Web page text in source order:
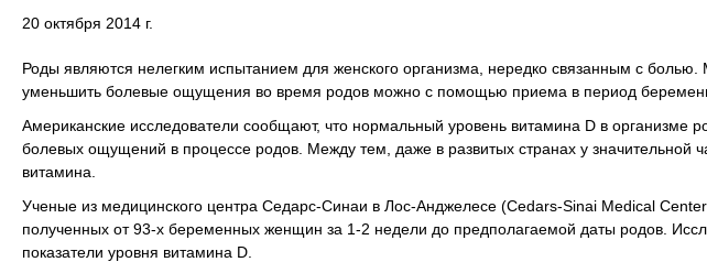
20 октября 2014 г.
Роды являются нелегким испытанием для женского организма, нередко связанным с
уменьшить болевые ощущения во время родов можно с помощью приема в период
Американские исследователи сообщают, что нормальный уровень витамина D в организме
болевых ощущений в процессе родов. Между тем, даже в развитых странах у значительной
витамина.
Ученые из медицинского центра Седарс-Синаи в Лос-Анджелесе (Cedars-Sinai Medical
полученных от 93-х беременных женщин за 1-2 недели до предполагаемой даты родов.
показатели уровня витамина D.